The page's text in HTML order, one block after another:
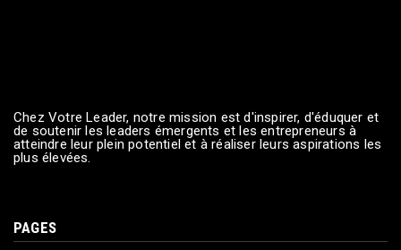
Chez Votre Leader, notre mission est d'inspirer, d'éduquer et
de soutenir les leaders émergents et les entrepreneurs à
atteindre leur plein potentiel et à réaliser leurs aspirations les
plus élevées.
PAGES